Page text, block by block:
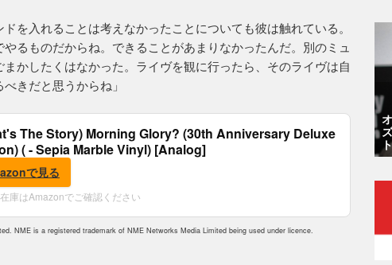
を入れることは考えなかったことについても彼は触れている。
やるものだからね。できることがあまりなかったんだ。別のミュ
かしたくはなかった。ライヴを観に行ったら、そのライヴは自
きだと思うからね」
The Story) Morning Glory? (30th Anniversary Deluxe
( - Sepia Marble Vinyl) [Analog]
で見る
庫はAmazonでご確認ください
NME is a registered trademark of NME Networks Media Limited being used under licence.